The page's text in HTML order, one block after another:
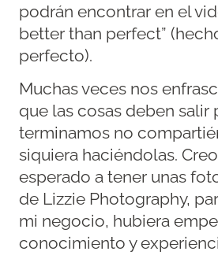
podrán encontrar en el
better than perfect”
perfecto).
Muchas veces nos
que las cosas deben salir
terminamos no
siquiera haciéndolas.
esperado a tener unas
de Lizzie Photography,
mi negocio, hubiera
conocimiento y